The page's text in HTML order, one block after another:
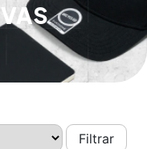
Filtrar